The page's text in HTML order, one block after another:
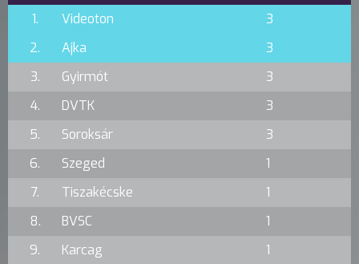
1. Videoton
3
2.
Ajka
3
3.
Gyirmót
3
4.
DVTK
3
5.
Soroksár
3
6.
Szeged
1
7.
Tiszakécske
1
8.
BVSC
1
9.
Karcag
1